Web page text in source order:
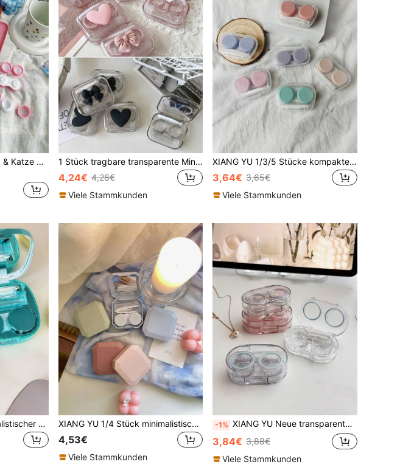
Süßer schlafender Hund & Katze Kontaktlinsenkasten, tragbarer auslaufsicherer Multi-Fach Linsenaufbewahrung mit Pinzette & Applikator, niedliches Cartoon-Tier-Motiv Linsenorganizer für den täglichen Gebrauch und die Reise
1 Stück tragbare transparente Mini Minimalistische Allround-Begleiter Box mit schönen Pupillen, Doppelbox ohne Deckel drehen zu müssen, Kontaktlinsenetui für farbige Kontaktlinsen zu Halloween
4,24€ 4,28€
Viele Stammkunden
XIANG YU 1/3/5 Stücke kompakte und tragbare Kontaktlinsenbehälter in Bonbonfarben, bunter Kontaktlinsenbehälter, klarer Kontaktlinsenbehälter, tragbares Mini-Kontaktlinsen-Einweich- und Aufbewahrungsset für Reisen & Zuhause, Kontaktlinsen für Augen, farbige Kontaktlinsen, Halloween, Schule
3,64€ 3,65€
Viele Stammkunden
XIANG YU Neuer minimalistischer Makaron-Farbkontaktlinsenkasten, Kosmetiklinsenbox, 3D-Herzdesign, tragbar und kompakt in koreanischer Version, stilvoller und hochwertiger Aufbewahrungskasten für die Schule XIANG YU 1/4 Stück minimalistisches einfarbiges quadratisches Brillenetui, tragbare Kontaktlinsenbehälter im Retro-Stil, auslaufsicherer Kontaktlinsenbehälter-Set mit Spiegel und Pinzette, geeignet für farbige Kontaktlinsen, tragbar für Reisen und Zuhause
4,53€
Viele Stammkunden
-1% XIANG YU Neue transparente auslaufsichere Kontaktlinsenbehälter, Kontaktlinsenetui, Linsenetui, Aufbewahrungsbox, geeignet für Schule, Outdoor-Reisen und Zuhause, unverzichtbares Aufbewahrungswerkzeug
3,84€ 3,88€
Viele Stammkunden